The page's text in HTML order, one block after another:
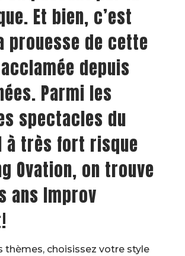
Et bien, c’est
prouesse de cette
depuis
Parmi les
spectacles du
à très fort risque
Ovation, on trouve
ans Improv
thèmes, choisissez votre style